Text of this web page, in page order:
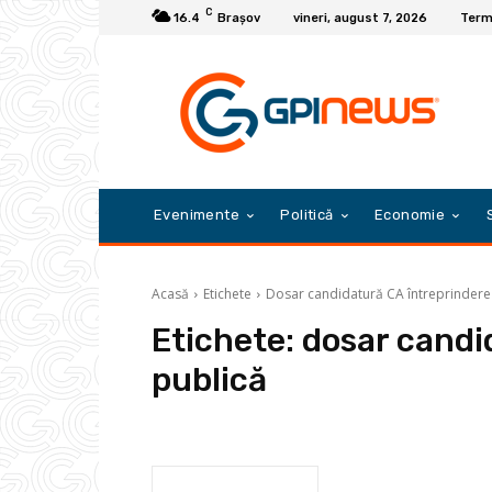
16.4 C Braşov vineri, august 7, 2026
Evenimente Politică Economie
Acasă Etichete Dosar candidatură CA
Etichete: dosar
publică